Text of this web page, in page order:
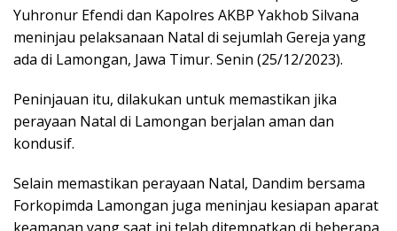
Yuhronur Efendi dan Kapolres AKBP Yakhob Silvana
meninjau pelaksanaan Natal di sejumlah Gereja yang
ada di Lamongan, Jawa Timur. Senin (25/12/2023).
Peninjauan itu, dilakukan untuk memastikan jika
perayaan Natal di Lamongan berjalan aman dan
kondusif.
Selain memastikan perayaan Natal, Dandim bersama
Forkopimda Lamongan juga meninjau kesiapan aparat